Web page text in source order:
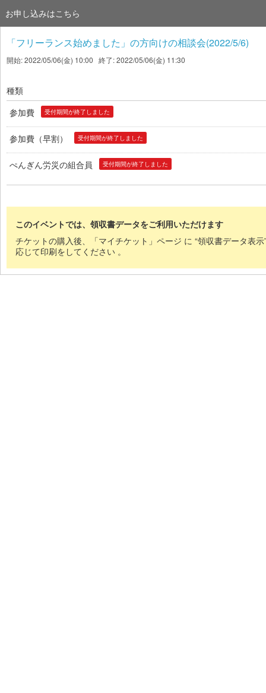
お申し込みはこちら
「フリーランス始めました」の方向けの相談会(2022/5/6)
開始: 2022/05/06(金) 10:00 終了: 2022/05/06(金) 11:30
種類
参加費
受付期間が終了しました
参加費（早割） 受付期間が終了しました
ぺんぎん労災の組合員 受付期間が終了しました
このイベントでは、領収書データをご利用いただけます
チケットの購入後、「マイチケット」ページ に “領収書データ表
応じて印刷をしてください 。